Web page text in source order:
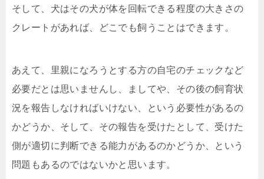
そして、犬はその犬が体を回転できる程度の大きさの
クレートがあれば、どこでも飼うことはできます。
あえて、里親になろうとする方の自宅のチェックなど
必要だとは思いませんし、ましてや、その後の飼育状
況を報告しなければいけない、という必要性があるの
かどうか、そして、その報告を受けたとして、受けた
側が適切に判断できる能力があるのかどうか、という
問題もあるのではないかと思います。